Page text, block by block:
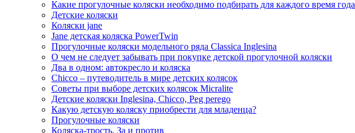
Какие прогулочные коляски необходимо подбирать для каждого время года
Детские коляски
Коляски jane
Jane детская коляска PowerTwin
Прогулочные коляски модельного ряда Classica Inglesina
О чем не следует забывать при покупке детской прогулочной коляски
Два в одном: автокресло и коляска
Chicco – путеводитель в мире детских колясок
Советы при выборе детских колясок Micralite
Детские коляски Inglesina, Сhicco, Peg perego
Какую детскую коляску приобрести для младенца?
Прогулочные коляски
Коляска-трость. За и против